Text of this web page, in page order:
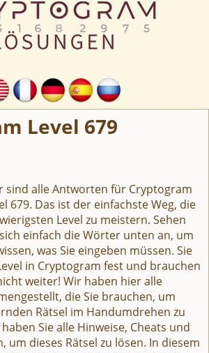
Level 679
sind alle Antworten für Cryptogram
679. Das ist der einfachste Weg, die
Level zu meistern. Sehen
einfach die Wörter unten an, um
was Sie eingeben müssen. Sie
in Cryptogram fest und brauchen
weiter! Wir haben hier alle
die Sie brauchen, um
Rätsel im Handumdrehen zu
Sie alle Hinweise, Cheats und
um dieses Rätsel zu lösen. In diesem